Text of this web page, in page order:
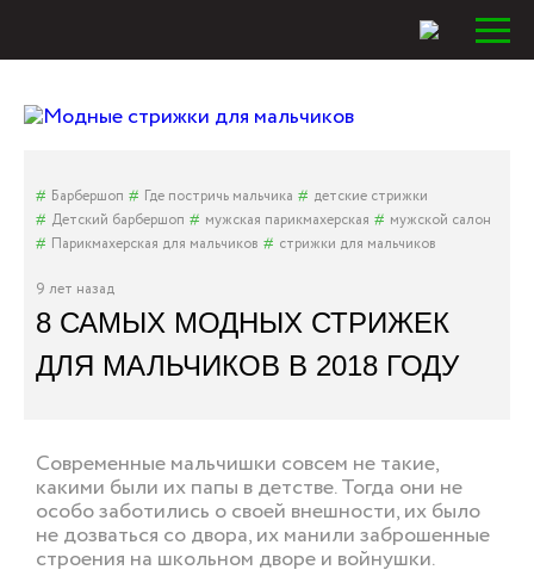
Барбершоп Где постричь мальчика
детские стрижки
Детский барбершоп
мужская парикмахерская
мужской салон
Парикмахерская для мальчиков
стрижки для мальчиков
9 лет назад
8 САМЫХ МОДНЫХ СТРИЖЕК
ДЛЯ МАЛЬЧИКОВ В 2018 ГОДУ
Современные мальчишки совсем не такие,
какими были их папы в детстве. Тогда они не
особо заботились о своей внешности, их было
не дозваться со двора, их манили заброшенные
строения на школьном дворе и войнушки.